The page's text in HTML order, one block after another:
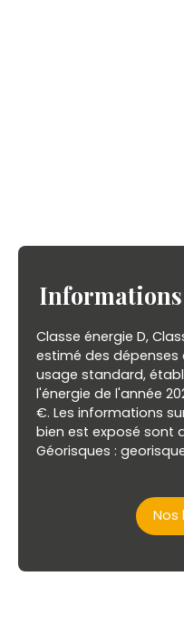
Informations
Classe énergie D,
estimé des dépenses
usage standard,
l'énergie de l'année
€. Les informations
bien est exposé sont
Géorisques :
Nos